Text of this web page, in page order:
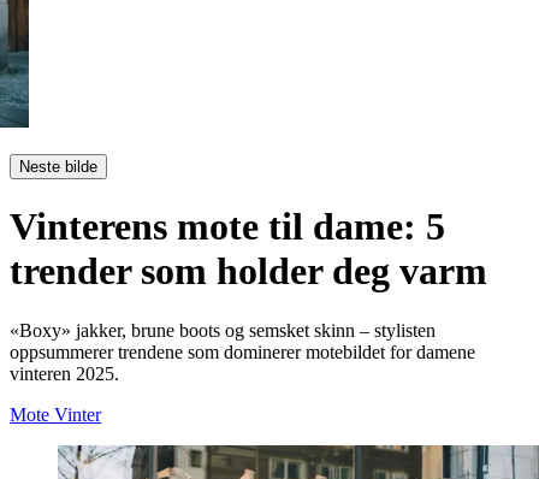
Neste bilde
Vinterens mote til dame: 5
trender som holder deg varm
«Boxy» jakker, brune boots og semsket skinn – stylisten
oppsummerer trendene som dominerer motebildet for damene
vinteren 2025.
Mote Vinter